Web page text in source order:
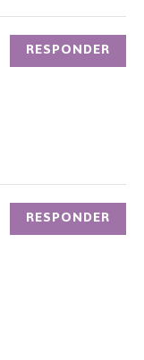
RESPONDER
RESPONDER